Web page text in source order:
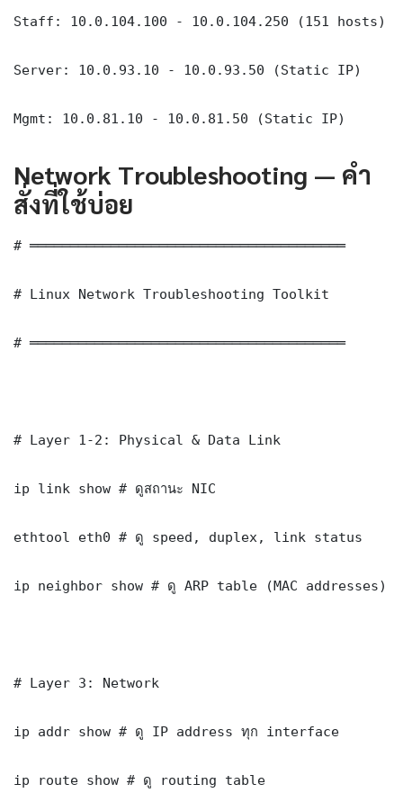
Staff: 10.0.104.100 - 10.0.104.250 (151 hosts)
Server: 10.0.93.10 - 10.0.93.50 (Static IP)
Mgmt: 10.0.81.10 - 10.0.81.50 (Static IP)
Network Troubleshooting — คำ
สั่งที่ใช้บ่อย
# ═══════════════════════════════════════
# Linux Network Troubleshooting Toolkit
# ═══════════════════════════════════════
# Layer 1-2: Physical & Data Link
ip link show # ดูสถานะ NIC
ethtool eth0 # ดู speed, duplex, link status
ip neighbor show # ดู ARP table (MAC addresses)
# Layer 3: Network
ip addr show # ดู IP address ทุก interface
ip route show # ดู routing table